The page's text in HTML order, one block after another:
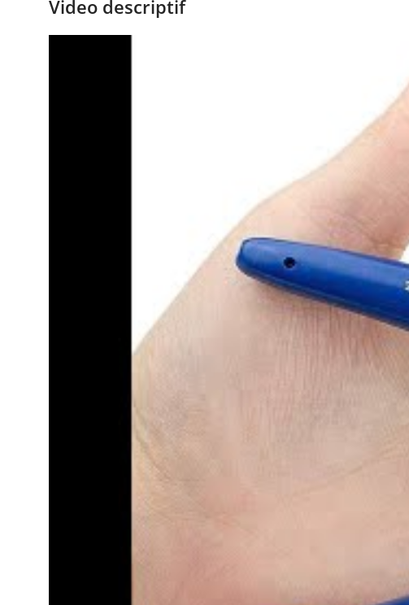
Video descriptif